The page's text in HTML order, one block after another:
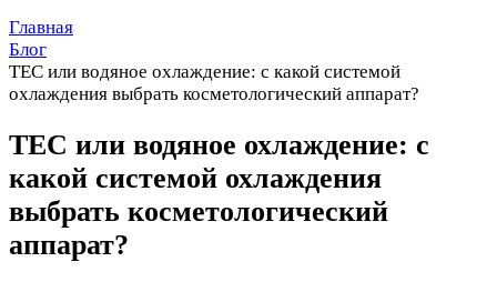
Главная
Блог
TEC или водяное охлаждение: с какой системой
охлаждения выбрать косметологический аппарат?
TEC или водяное охлаждение: с
какой системой охлаждения
выбрать косметологический
аппарат?